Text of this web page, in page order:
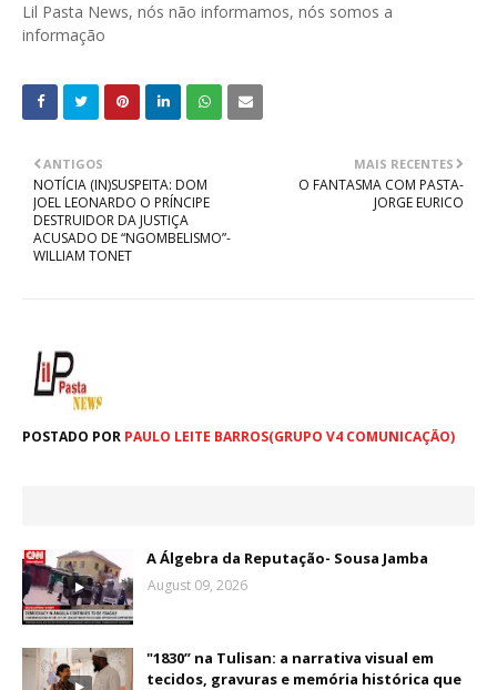
Lil Pasta News, nós não informamos, nós somos a
informação
MAIS RECENTES
O FANTASMA COM PASTA-
JORGE EURICO
ANTIGOS
NOTÍCIA (IN)SUSPEITA: DOM
JOEL LEONARDO O PRÍNCIPE
DESTRUIDOR DA JUSTIÇA
ACUSADO DE “NGOMBELISMO”-
WILLIAM TONET
POSTADO POR PAULO LEITE BARROS(GRUPO V4 COMUNICAÇÃO)
A Álgebra da Reputação- Sousa Jamba
August 09, 2026
"1830” na Tulisan: a narrativa visual em
tecidos, gravuras e memória histórica que